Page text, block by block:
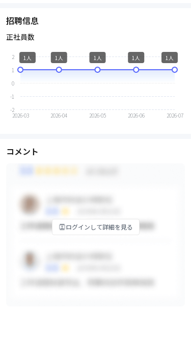
招聘信息
正社員数
-2
-1
0
1
2
2026-03 2026-04 2026-05 2026-06 2026-07
1人 1人 1人 1人 1人
コメント
ログインして詳細を見る